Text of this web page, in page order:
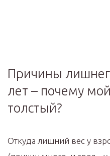
Причины
лет – почему
толстый?
Откуда лишний вес у